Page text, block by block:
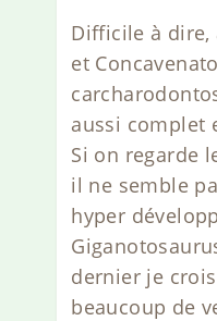
Difficile à dire,
et
aussi complet
Si on regarde
il ne semble
hyper
dernier je
beaucoup de